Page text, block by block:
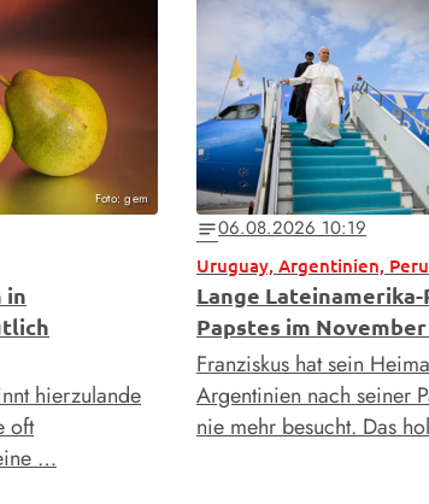
Foto: gem
in
hierzulande
oft
…
notes06.08.2026 10:19
Uruguay, Argentinien, Peru
Lange Lateinamerika-
Papstes im
Franziskus hat sein
Argentinien nach seiner
nie mehr besucht. Das